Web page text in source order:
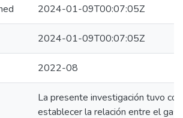
2024-01-09T00:07:05Z
2024-01-09T00:07:05Z
2022-08
La presente investigación tuvo
establecer la relación entre el